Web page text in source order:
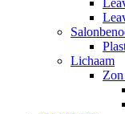
Lichaam